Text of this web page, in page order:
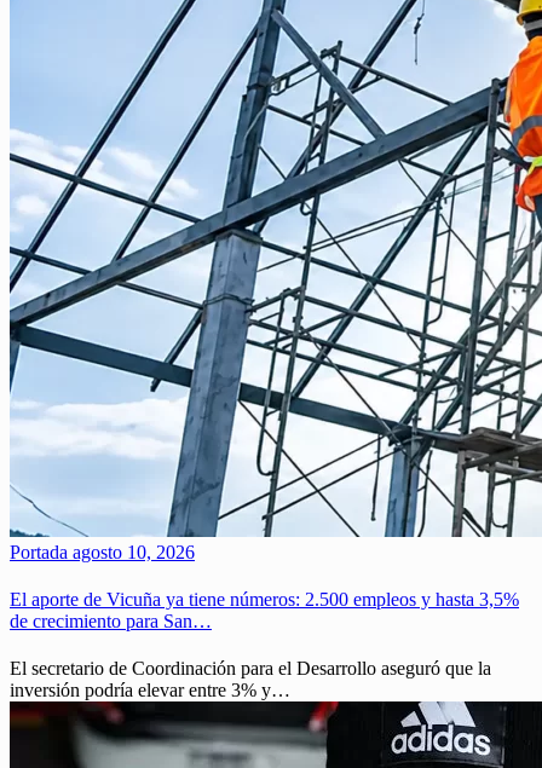
Portada agosto 10, 2026
El aporte de Vicuña ya tiene números: 2.500 empleos y hasta 3,5%
de crecimiento para San…
El secretario de Coordinación para el Desarrollo aseguró que la
inversión podría elevar entre 3% y…